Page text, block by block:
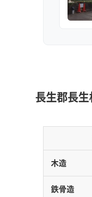
費用への
（こう
長生郡長
木造
鉄骨造